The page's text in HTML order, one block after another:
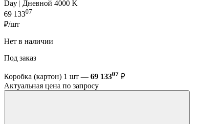
Day | Дневной 4000 K
69 13307
₽/шт
Нет в наличии
Под заказ
Коробка (картон) 1 шт — 69 13307 ₽
Актуальная цена по запросу